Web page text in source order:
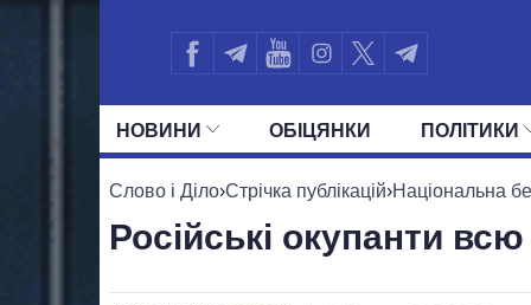
НОВИНИ ОБIЦЯНКИ ПОЛIТИКИ
УСІ ПОЛІТИКИ ПРЕЗИДЕНТ І
Слово і Діло›Стрічка публікацій›Національна
Російські окупанти